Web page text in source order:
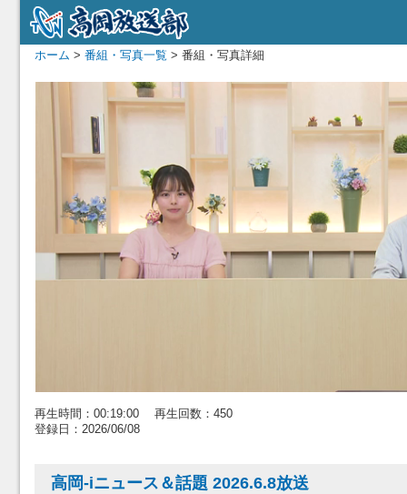
ホーム > 番組・写真一覧 > 番組・写真詳細
再生時間：00:19:00 再生回数：450
登録日：2026/06/08
高岡-iニュース＆話題 2026.6.8放送